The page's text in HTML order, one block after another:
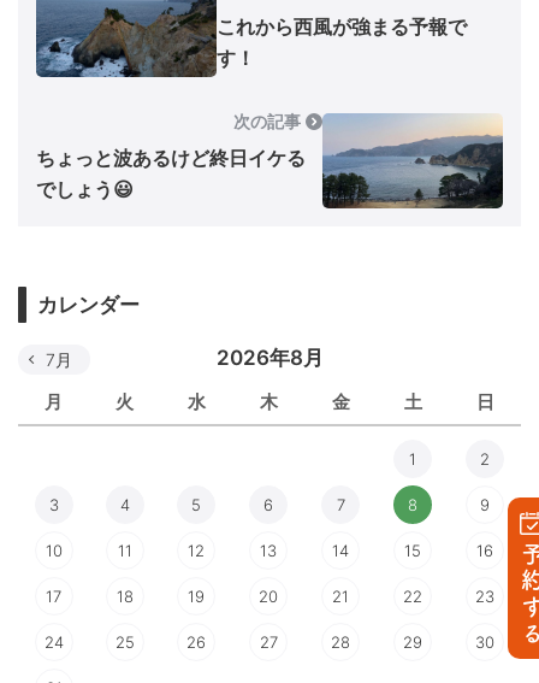
予
これから西風が強まる予報で
す！
次の記事
ちょっと波あるけど終日イケる
でしょう😃
カレンダー
2026年8月
月 火 水 木 金 土 日
7月
1 2
3 4 5 6 7 8 9
10 11 12 13 14 15 16
17 18 19 20 21 22 23
24 25 26 27 28 29 30